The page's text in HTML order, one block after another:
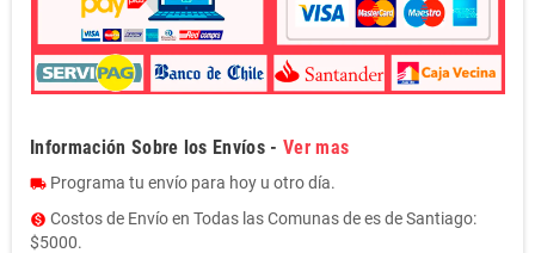
Información Sobre los Envíos -Ver mas
local_shipping Programa tu envío para hoy u otro día.
monetization_on Costos de Envío en Todas las Comunas de es de Santiago:
$5000.